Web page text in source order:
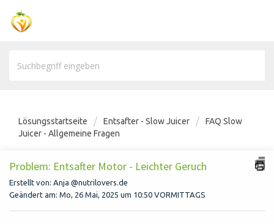
Lösungsstartseite Entsafter - Slow Juicer
FAQ Slow
Juicer - Allgemeine Fragen
Problem: Entsafter Motor - Leichter Geruch
Erstellt von: Anja @nutrilovers.de
Geändert am: Mo, 26 Mai, 2025 um 10:50 VORMITTAGS